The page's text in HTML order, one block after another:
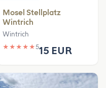
Mosel Stellplatz
Wintrich
Wintrich
★ ★ ★ ★ ★515 EUR